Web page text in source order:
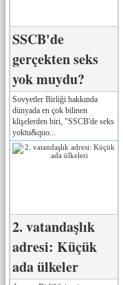
SSCB'de
gerçekten seks
yok muydu?
Sovyetler Birliği hakkında
dünyada en çok bilinen
klişelerden biri, "SSCB'de seks
yoktu&quo...
2. vatandaşlık
adresi: Küçük
ada ülkeler